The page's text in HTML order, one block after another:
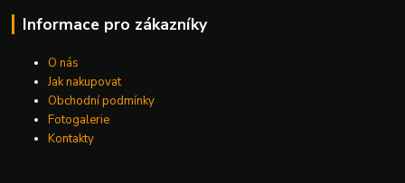
Informace pro zákazníky
O nás
Jak nakupovat
Obchodní podmínky
Fotogalerie
Kontakty